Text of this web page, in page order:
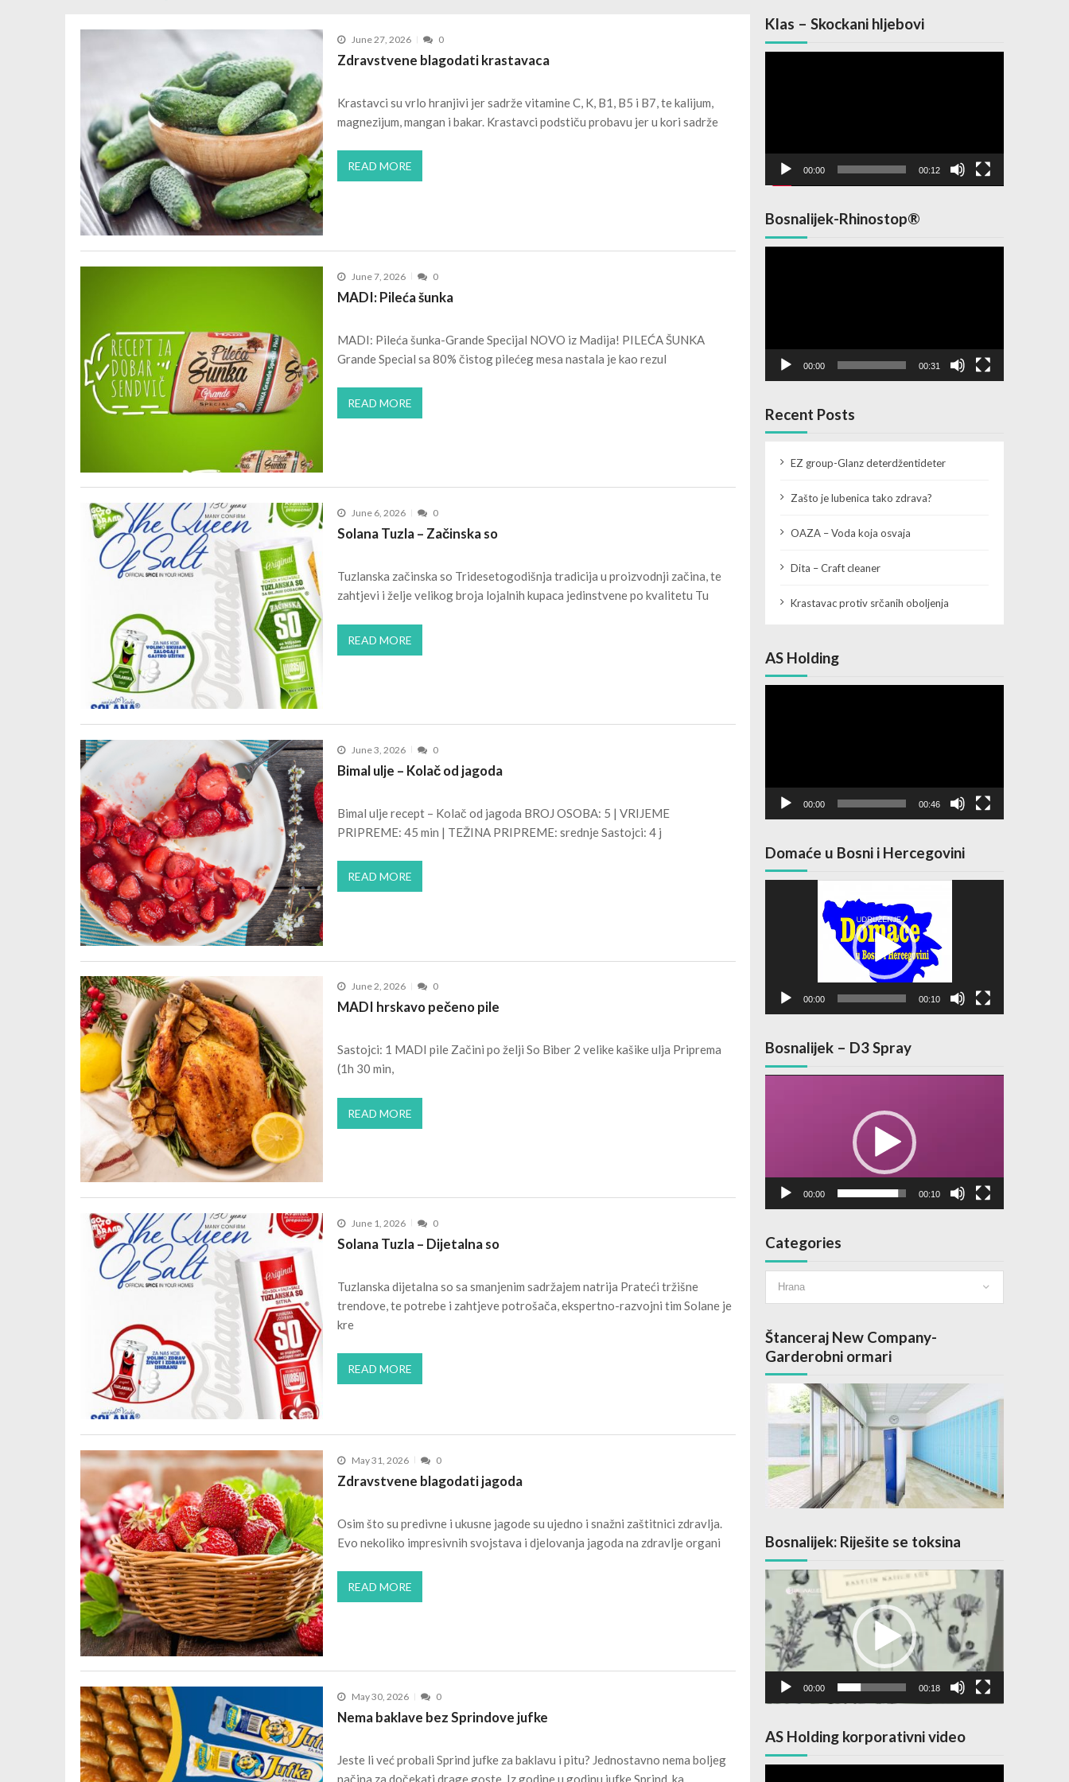
OAZA – Voda koja osvaja
June 27, 2026 0
Zdravstvene blagodati krastavaca
Krastavci su vrlo hranjivi jer sadrže vitamine C, K, B1, B5 i B7, te kalijum,
magnezijum, mangan i bakar. Krastavci podstiču probavu jer u kori sadrže
READ MORE
June 7, 2026 0
MADI: Pileća šunka
MADI: Pileća šunka-Grande Specijal NOVO iz Madija! PILEĆA ŠUNKA
Grande Special sa 80% čistog pilećeg mesa nastala je kao rezul
READ MORE
June 6, 2026 0
Solana Tuzla – Začinska so
Tuzlanska začinska so Tridesetogodišnja tradicija u proizvodnji začina, te
zahtjevi i želje velikog broja lojalnih kupaca jedinstvene po kvalitetu Tu
READ MORE
June 3, 2026 0
Bimal ulje – Kolač od jagoda
Bimal ulje recept – Kolač od jagoda BROJ OSOBA: 5 | VRIJEME
PRIPREME: 45 min | TEŽINA PRIPREME: srednje Sastojci: 4 j
READ MORE
June 2, 2026 0
MADI hrskavo pečeno pile
Sastojci: 1 MADI pile Začini po želji So Biber 2 velike kašike ulja Priprema
(1h 30 min,
READ MORE
June 1, 2026 0
Solana Tuzla – Dijetalna so
Tuzlanska dijetalna so sa smanjenim sadržajem natrija Prateći tržišne
trendove, te potrebe i zahtjeve potrošača, ekspertno-razvojni tim Solane je
kre
READ MORE
May 31, 2026 0
Zdravstvene blagodati jagoda
Osim što su predivne i ukusne jagode su ujedno i snažni zaštitnici zdravlja.
Evo nekoliko impresivnih svojstava i djelovanja jagoda na zdravlje organi
READ MORE
May 30, 2026 0
Nema baklave bez Sprindove jufke
Jeste li već probali Sprind jufke za baklavu i pitu? Jednostavno nema boljeg
načina za dočekati drage goste. Iz godine u godinu jufke Sprind, ka
Klas – Skockani hljebovi
00:00 00:12
Bosnalijek-Rhinostop®
00:00 00:31
Recent Posts
EZ group-Glanz deterdžentideter
Zašto je lubenica tako zdrava?
OAZA – Voda koja osvaja
Dita – Craft cleaner
Krastavac protiv srčanih oboljenja
AS Holding
00:00 00:46
Domaće u Bosni i Hercegovini
00:00 00:10
Bosnalijek – D3 Spray
00:00 00:10
Categories
Štanceraj New Company-
Garderobni ormari
Bosnalijek: Riješite se toksina
Video
Player
00:00 00:18
AS Holding korporativni video